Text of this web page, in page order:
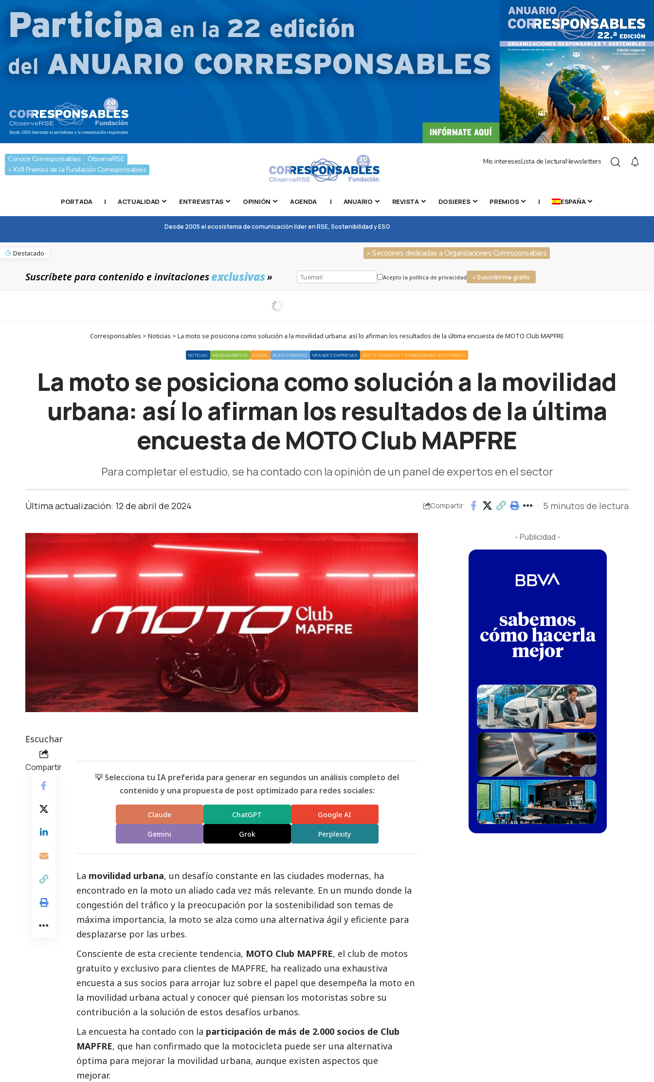
Conoce Corresponsables
ObservaRSE
» XVII Premios de la Fundación Corresponsables
Mis interesesLista de lecturaNewsletters
PORTADA | ACTUALIDAD ENTREVISTAS OPINIÓN AGENDA | ANUARIO REVISTA DOSIERES PREMIOS | ESPAÑA
Desde 2005 el ecosistema de comunicación líder en RSE, Sostenibilidad y ESG
Destacado » Secciones dedicadas a Organizaciones Corresponsables
Suscríbete para contenido e invitacionesexclusivas» Acepto la política de privacidad » Suscribirme gratis
Corresponsables > Noticias > La moto se posiciona como solución a la movilidad urbana: así lo afirman los resultados de la última encuesta de MOTO Club MAPFRE
NOTICIAS MEDIOAMBIENTE SOCIAL BUEN GOBIERNO GRANDES EMPRESAS ODS 11 CIUDADES Y COMUNIDADES SOSTENIBLES
La moto se posiciona como solución a la movilidad
urbana: así lo afirman los resultados de la última
encuesta de MOTO Club MAPFRE
Para completar el estudio, se ha contado con la opinión de un panel de expertos en el sector
Última actualización: 12 de abril de 2024 Compartir 5 minutos de lectura
Escuchar
Compartir
💡 Selecciona tu IA preferida para generar en segundos un análisis completo del
contenido y una propuesta de post optimizado para redes sociales:
Claude ChatGPT Google AI
Gemini Grok Perplexity
La movilidad urbana, un desafío constante en las ciudades modernas, ha
encontrado en la moto un aliado cada vez más relevante. En un mundo donde la
congestión del tráfico y la preocupación por la sostenibilidad son temas de
máxima importancia, la moto se alza como una alternativa ágil y eficiente para
desplazarse por las urbes.
Consciente de esta creciente tendencia, MOTO Club MAPFRE, el club de motos
gratuito y exclusivo para clientes de MAPFRE, ha realizado una exhaustiva
encuesta a sus socios para arrojar luz sobre el papel que desempeña la moto en
la movilidad urbana actual y conocer qué piensan los motoristas sobre su
contribución a la solución de estos desafíos urbanos.
La encuesta ha contado con la participación de más de 2.000 socios de Club
MAPFRE, que han confirmado que la motocicleta puede ser una alternativa
óptima para mejorar la movilidad urbana, aunque existen aspectos que
mejorar.
- Publicidad -